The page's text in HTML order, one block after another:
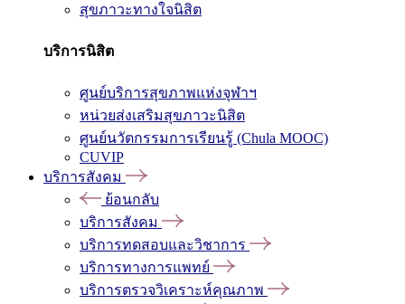
สุขภาวะทางใจนิสิต
บริการนิสิต
ศูนย์บริการสุขภาพแห่งจุฬาฯ
หน่วยส่งเสริมสุขภาวะนิสิต
ศูนย์นวัตกรรมการเรียนรู้ (Chula MOOC)
CUVIP
บริการสังคม
ย้อนกลับ
บริการสังคม
บริการทดสอบและวิชาการ
บริการทางการแพทย์
บริการตรวจวิเคราะห์คุณภาพ